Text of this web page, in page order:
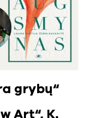
grybų“
Art“, K.